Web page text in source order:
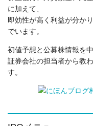
に加えて、
即効性が高く利益が分か
でいます。
初値予想と公募株情報を中
証券会社の担当者から教
す。